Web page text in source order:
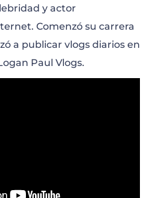
y actor
Comenzó su carrera
a publicar vlogs diarios en
Paul Vlogs.